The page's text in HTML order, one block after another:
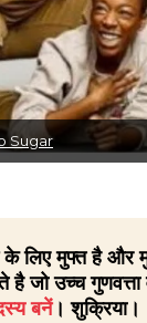
Sugar
लिए मुफ्त है और
है जो उच्च
बनें। शुक्रिया।